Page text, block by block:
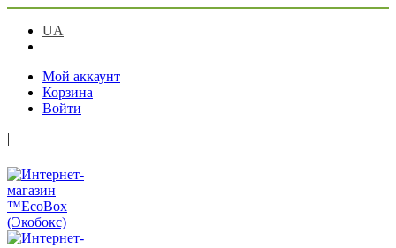
UA
Мой аккаунт
Корзина
Войти
|